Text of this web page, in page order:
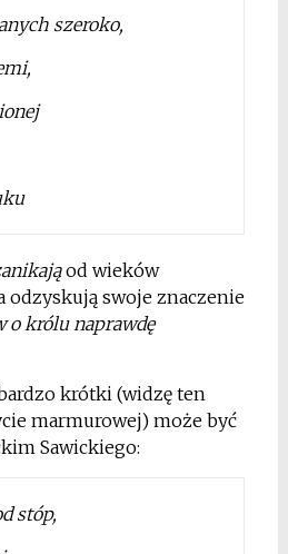
szeroko,
od wieków
odzyskują swoje znaczenie
o królu naprawdę
krótki (widzę ten
marmurowej) może być
Sawickiego:
stóp,